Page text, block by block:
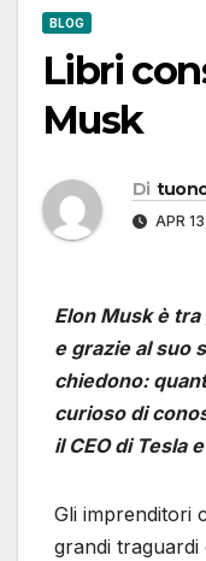
BLOG
Libri
Musk
Di
APR
Elon Musk è
e grazie al suo
chiedono:
curioso di
il CEO di Tesla
Gli imprenditori
grandi traguardi